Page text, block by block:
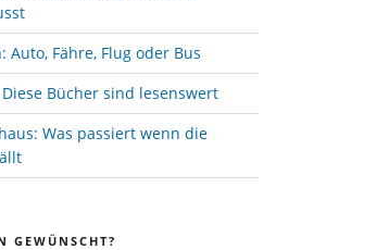
Auto, Fähre, Flug oder Bus
Bücher sind lesenswert
Was passiert wenn die
GEWÜNSCHT?